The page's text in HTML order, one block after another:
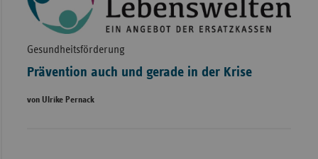
Gesundheitsförderung
Prävention auch und gerade in der Krise
von Ulrike Pernack